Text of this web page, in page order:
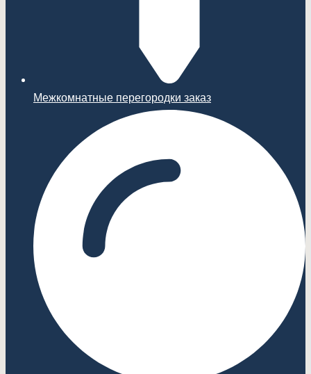
Межкомнатные перегородки заказ